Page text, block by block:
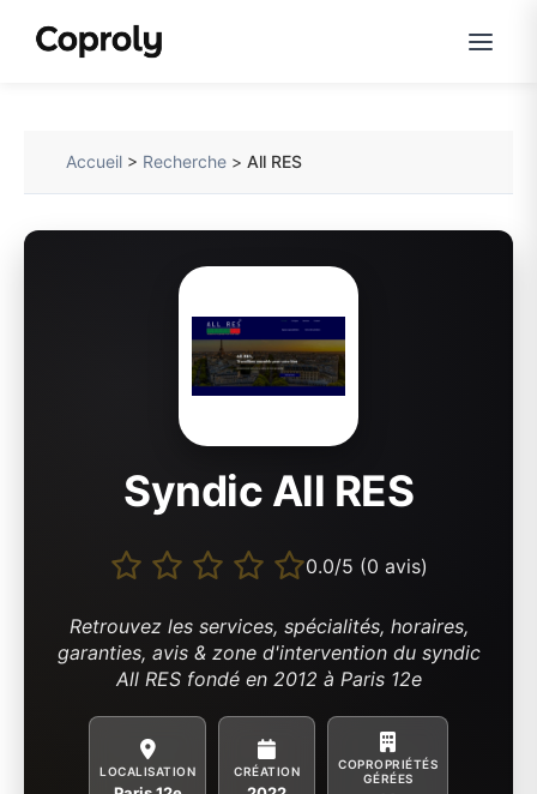
Accueil > Recherche >All RES
Syndic All RES
0.0/5 (0 avis)
Retrouvez les services, spécialités, horaires,
garanties, avis & zone d'intervention du syndic
All RES fondé en 2012 à Paris 12e
LOCALISATION CRÉATION
COPROPRIÉTÉS
GÉRÉES